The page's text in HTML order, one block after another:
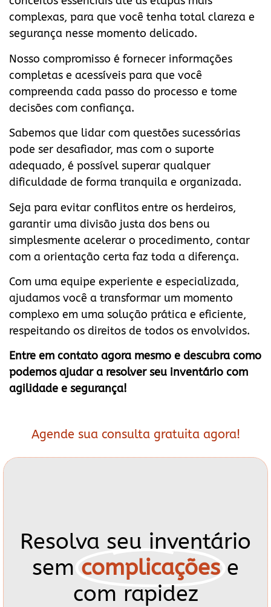
complexas, para que você tenha total clareza e
segurança nesse momento delicado.
Nosso compromisso é fornecer informações
completas e acessíveis para que você
compreenda cada passo do processo e tome
decisões com confiança.
Sabemos que lidar com questões sucessórias
pode ser desafiador, mas com o suporte
adequado, é possível superar qualquer
dificuldade de forma tranquila e organizada.
Seja para evitar conflitos entre os herdeiros,
garantir uma divisão justa dos bens ou
simplesmente acelerar o procedimento, contar
com a orientação certa faz toda a diferença.
Com uma equipe experiente e especializada,
ajudamos você a transformar um momento
complexo em uma solução prática e eficiente,
respeitando os direitos de todos os envolvidos.
Entre em contato agora mesmo e descubra como
podemos ajudar a resolver seu inventário com
agilidade e segurança!
Agende sua consulta gratuita agora!
Resolva seu inventário
sem complicações e
com rapidez